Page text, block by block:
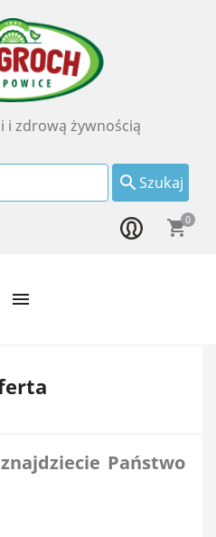
Szukaj
i zdrową żywnością
shopping_cart0

Państwo